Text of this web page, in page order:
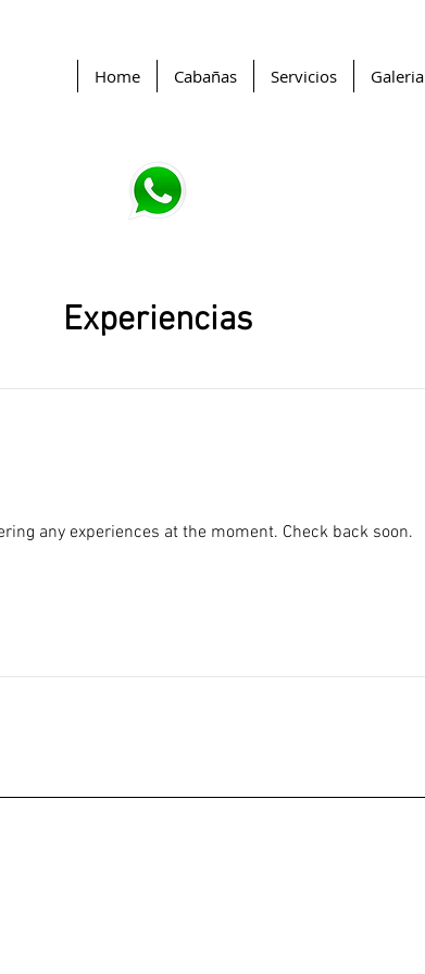
Home Cabañas Servicios Galeria
Experiencias
any experiences at the moment. Check back soon.